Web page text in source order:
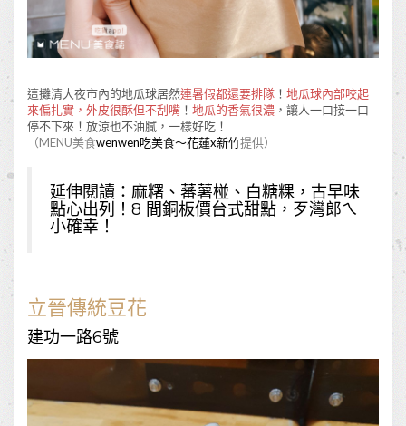
這攤清大夜市內的地瓜球居然連暑假都還要排隊 ！ 地瓜球內部咬起
來偏扎實，外皮很酥但不刮嘴 ！ 地瓜的香氣很濃 ，讓人一口接一口
停不下來！放涼也不油膩，一樣好吃！
（MENU美食wenwen吃美食～花蓮x新竹提供）
延伸閱讀： 麻糬、蕃薯椪、白糖粿，古早味
點心出列！8 間銅板價台式甜點，歹灣郎ㄟ
小確幸！
立晉傳統豆花
建功一路6號